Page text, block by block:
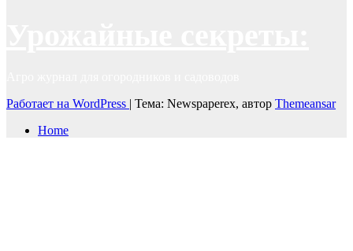
Работает на WordPress | Тема: Newspaperex, автор Themeansar
Home